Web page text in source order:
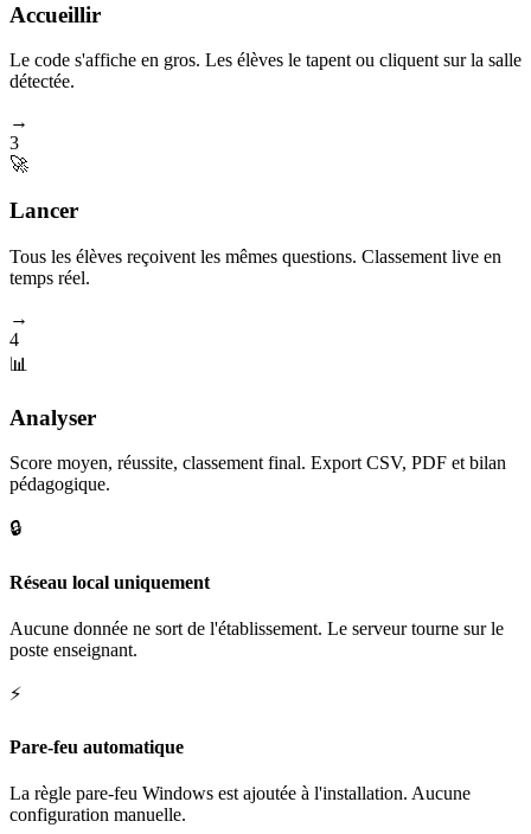
Accueillir
Le code s'affiche en gros. Les élèves le tapent ou cliquent sur la salle
détectée.
→
3
🚀
Lancer
Tous les élèves reçoivent les mêmes questions. Classement live en
temps réel.
→
4
📊
Analyser
Score moyen, réussite, classement final. Export CSV, PDF et bilan
pédagogique.
🔒
Réseau local uniquement
Aucune donnée ne sort de l'établissement. Le serveur tourne sur le
poste enseignant.
⚡
Pare-feu automatique
La règle pare-feu Windows est ajoutée à l'installation. Aucune
configuration manuelle.